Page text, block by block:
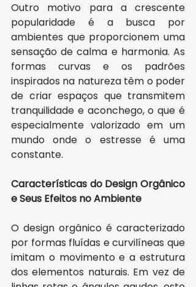
Outro motivo para a crescente
popularidade é a busca por
ambientes que proporcionem uma
sensação de calma e harmonia. As
formas curvas e os padrões
inspirados na natureza têm o poder
de criar espaços que transmitem
tranquilidade e aconchego, o que é
especialmente valorizado em um
mundo onde o estresse é uma
constante.
Características do Design Orgânico
e Seus Efeitos no Ambiente
O design orgânico é caracterizado
por formas fluídas e curvilíneas que
imitam o movimento e a estrutura
dos elementos naturais. Em vez de